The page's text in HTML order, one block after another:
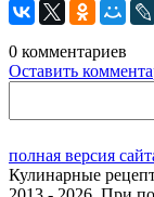
0 комментариев
Оставить
полная версия
Кулинарные